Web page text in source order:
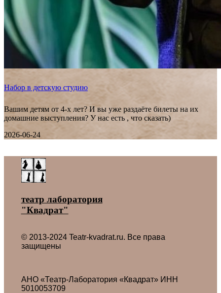
Набор в детскую студию
Вашим детям от 4-х лет? И вы уже раздаёте билеты на их
домашние выступления? У нас есть , что сказать)
2026-06-24
театр лаборатория
"Квадрат"
© 2013-2024 Teatr-kvadrat.ru. Все права
защищены
АНО «Театр-Лаборатория «Квадрат» ИНН
5010053709